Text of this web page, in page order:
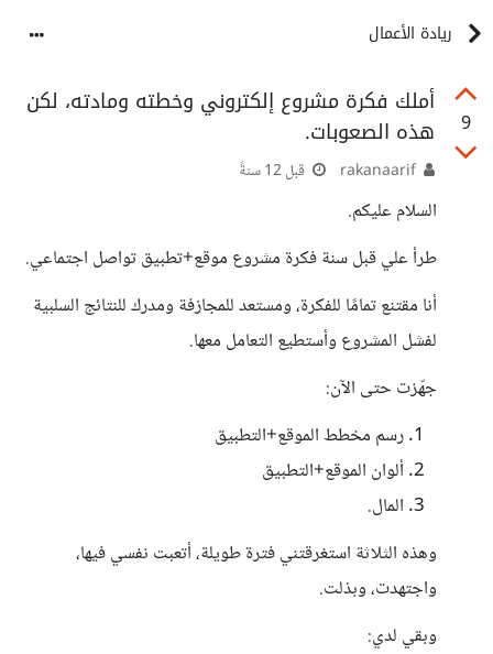
ريادة الأعمال
9
أملك فكرة مشروع إلكتروني وخطته ومادته، لكن
هذه الصعوبات.
قبل 12 سنةً
السلام عليكم.
طرأ علي قبل سنة فكرة مشروع موقع+تطبيق تواصل اجتماعي.
أنا مقتنع تمامًا للفكرة، ومستعد للمجازفة ومدرك للنتائج السلبية
لفشل المشروع وأستطيع التعامل معها.
جهّزت حتى الآن:
رسم مخطط الموقع+التطبيق
ألوان الموقع+التطبيق
المال.
وهذه الثلاثة استغرقتني فترة طويلة، أتعبت نفسي فيها،
واجتهدت، وبذلت.
وبقي لدي: